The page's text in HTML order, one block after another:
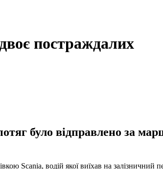
постраждалих
було відправлено за
Scania, водій якої виїхав на залізничний